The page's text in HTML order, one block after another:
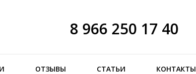
8 966 250 17 40
ОТЗЫВЫ СТАТЬИ КОНТАКТЫ